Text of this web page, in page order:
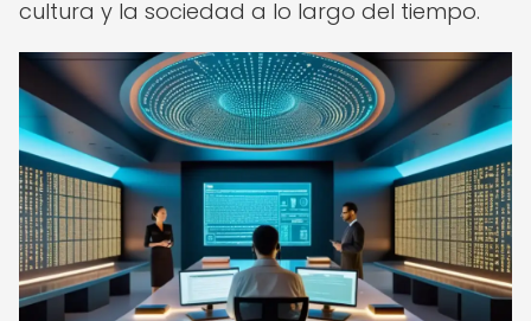
cultura y la sociedad a lo largo del tiempo.